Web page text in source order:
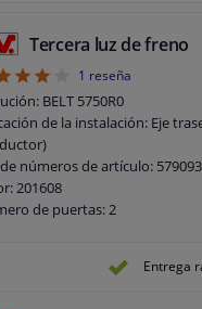
Tercera luz de freno
41 reseña
BELT 5750R0
de la instalación: Eje
números de artículo:
201608
de puertas: 2
adicional: ConEntrega